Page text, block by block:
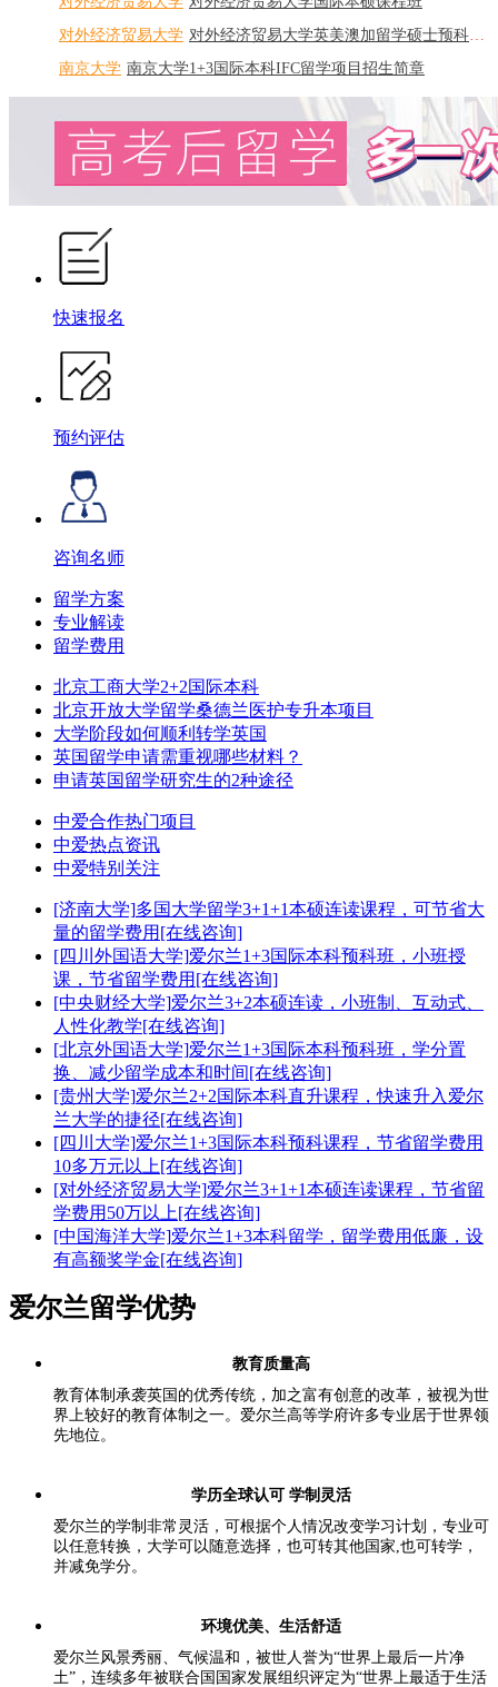
对外经济贸易大学 对外经济贸易大学英美澳加留学硕士预科直通车
南京大学 南京大学1+3国际本科IFC留学项目招生简章
快速报名
预约评估
咨询名师
留学方案
专业解读
留学费用
北京工商大学2+2国际本科
北京开放大学留学桑德兰医护专升本项目
大学阶段如何顺利转学英国
英国留学申请需重视哪些材料？
申请英国留学研究生的2种途径
中爱合作热门项目
中爱热点资讯
中爱特别关注
[济南大学]多国大学留学3+1+1本硕连读课程，可节省大
量的留学费用 [在线咨询]
[四川外国语大学]爱尔兰1+3国际本科预科班，小班授
课，节省留学费用 [在线咨询]
[中央财经大学]爱尔兰3+2本硕连读，小班制、互动式、
人性化教学[在线咨询]
[北京外国语大学]爱尔兰1+3国际本科预科班，学分置
换、减少留学成本和时间[在线咨询]
[贵州大学]爱尔兰2+2国际本科直升课程，快速升入爱尔
兰大学的捷径[在线咨询]
[四川大学]爱尔兰1+3国际本科预科课程，节省留学费用
10多万元以上[在线咨询]
[对外经济贸易大学]爱尔兰3+1+1本硕连读课程，节省留
学费用50万以上[在线咨询]
[中国海洋大学]爱尔兰1+3本科留学，留学费用低廉，设
有高额奖学金[在线咨询]
爱尔兰留学优势
教育质量高
教育体制承袭英国的优秀传统，加之富有创意的改革，被视为世
界上较好的教育体制之一。爱尔兰高等学府许多专业居于世界领
先地位。
学历全球认可 学制灵活
爱尔兰的学制非常灵活，可根据个人情况改变学习计划，专业可
以任意转换，大学可以随意选择，也可转其他国家,也可转学，
并减免学分。
环境优美、生活舒适
爱尔兰风景秀丽、气候温和，被世人誉为“世界上最后一片净
土”，连续多年被联合国国家发展组织评定为“世界上最适于生活